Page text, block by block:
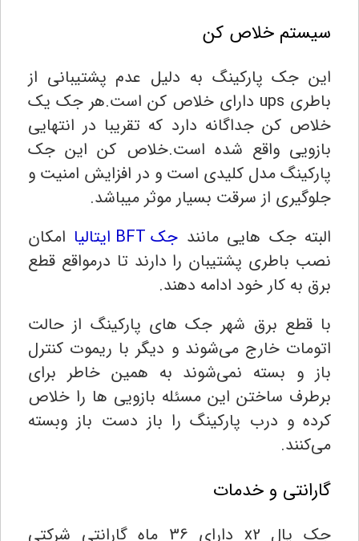
سیستم خلاص کن
این جک پارکینگ به دلیل عدم پشتیبانی از
باطری ups دارای خلاص کن است.هر جک یک
خلاص کن جداگانه دارد که تقریبا در انتهایی
بازویی واقع شده است.خلاص کن این جک
پارکینگ مدل کلیدی است و در افزایش امنیت و
جلوگیری از سرقت بسیار موثر میباشد.
البته جک هایی مانند جک BFT ایتالیا
امکان
نصب باطری پشتیبان را دارند تا درمواقع قطع
برق به کار خود ادامه دهند.
با قطع برق شهر جک های پارکینگ از حالت
اتومات خارج می‌شوند و دیگر با ریموت کنترل
باز و بسته نمی‌شوند به همین خاطر برای
برطرف ساختن این مسئله بازویی ها را خلاص
کرده و درب پارکینگ را باز دست باز وبسته
می‌کنند.
گارانتی و خدمات
جک یال x2 دارای 36 ماه گارانتی شرکتی